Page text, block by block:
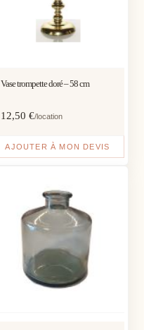
Vase trompette doré – 58 cm
12,50 €/location
AJOUTER À MON DEVIS